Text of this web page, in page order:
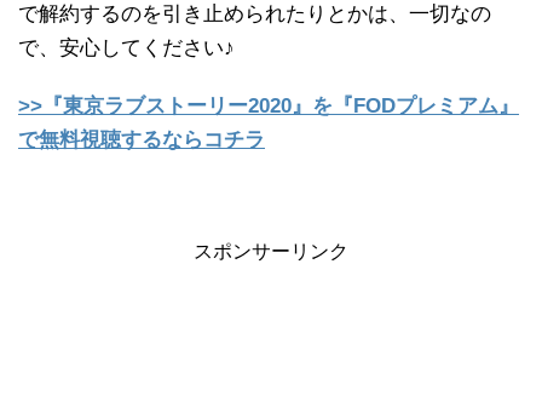
で解約するのを引き止められたりとかは、一切なの
で、安心してください♪
>>『東京ラブストーリー2020』を『FODプレミアム』
で無料視聴するならコチラ
スポンサーリンク